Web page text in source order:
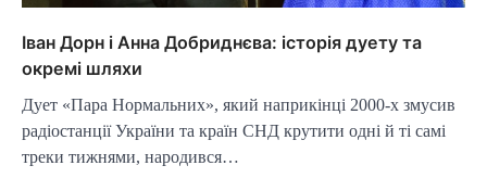
Іван Дорн і Анна Добриднєва: історія дуету та
окремі шляхи
Дует «Пара Нормальних», який наприкінці 2000-х змусив
радіостанції України та країн СНД крутити одні й ті самі
треки тижнями, народився…